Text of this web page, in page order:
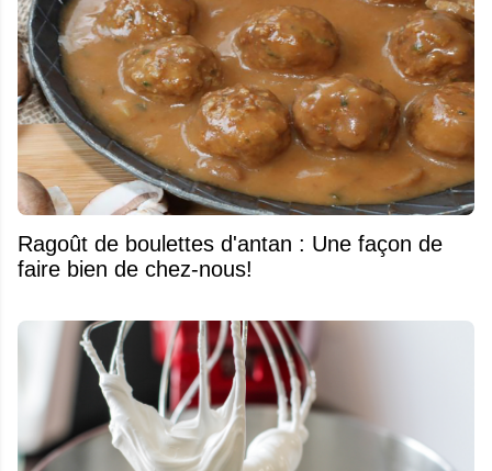
Ragoût de boulettes d'antan : Une façon de
faire bien de chez-nous!